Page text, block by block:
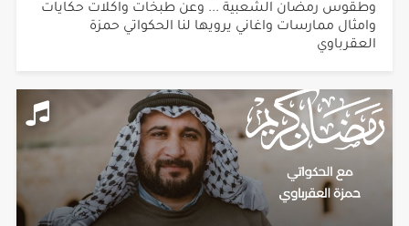
وطقوس رمضان الشعبية ... وعن طبخات واكلات حكايات
وامثال ممارسات واغاني يرويها لنا الحكواتي حمزة
العقرباوي